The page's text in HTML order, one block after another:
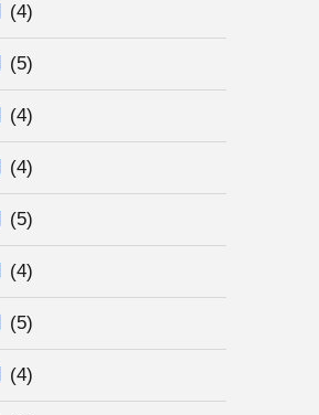
(4)
(5)
(4)
(4)
(5)
(4)
(5)
(4)